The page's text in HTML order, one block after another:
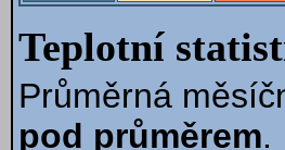
Teplotní
Průměrná
pod průměrem.